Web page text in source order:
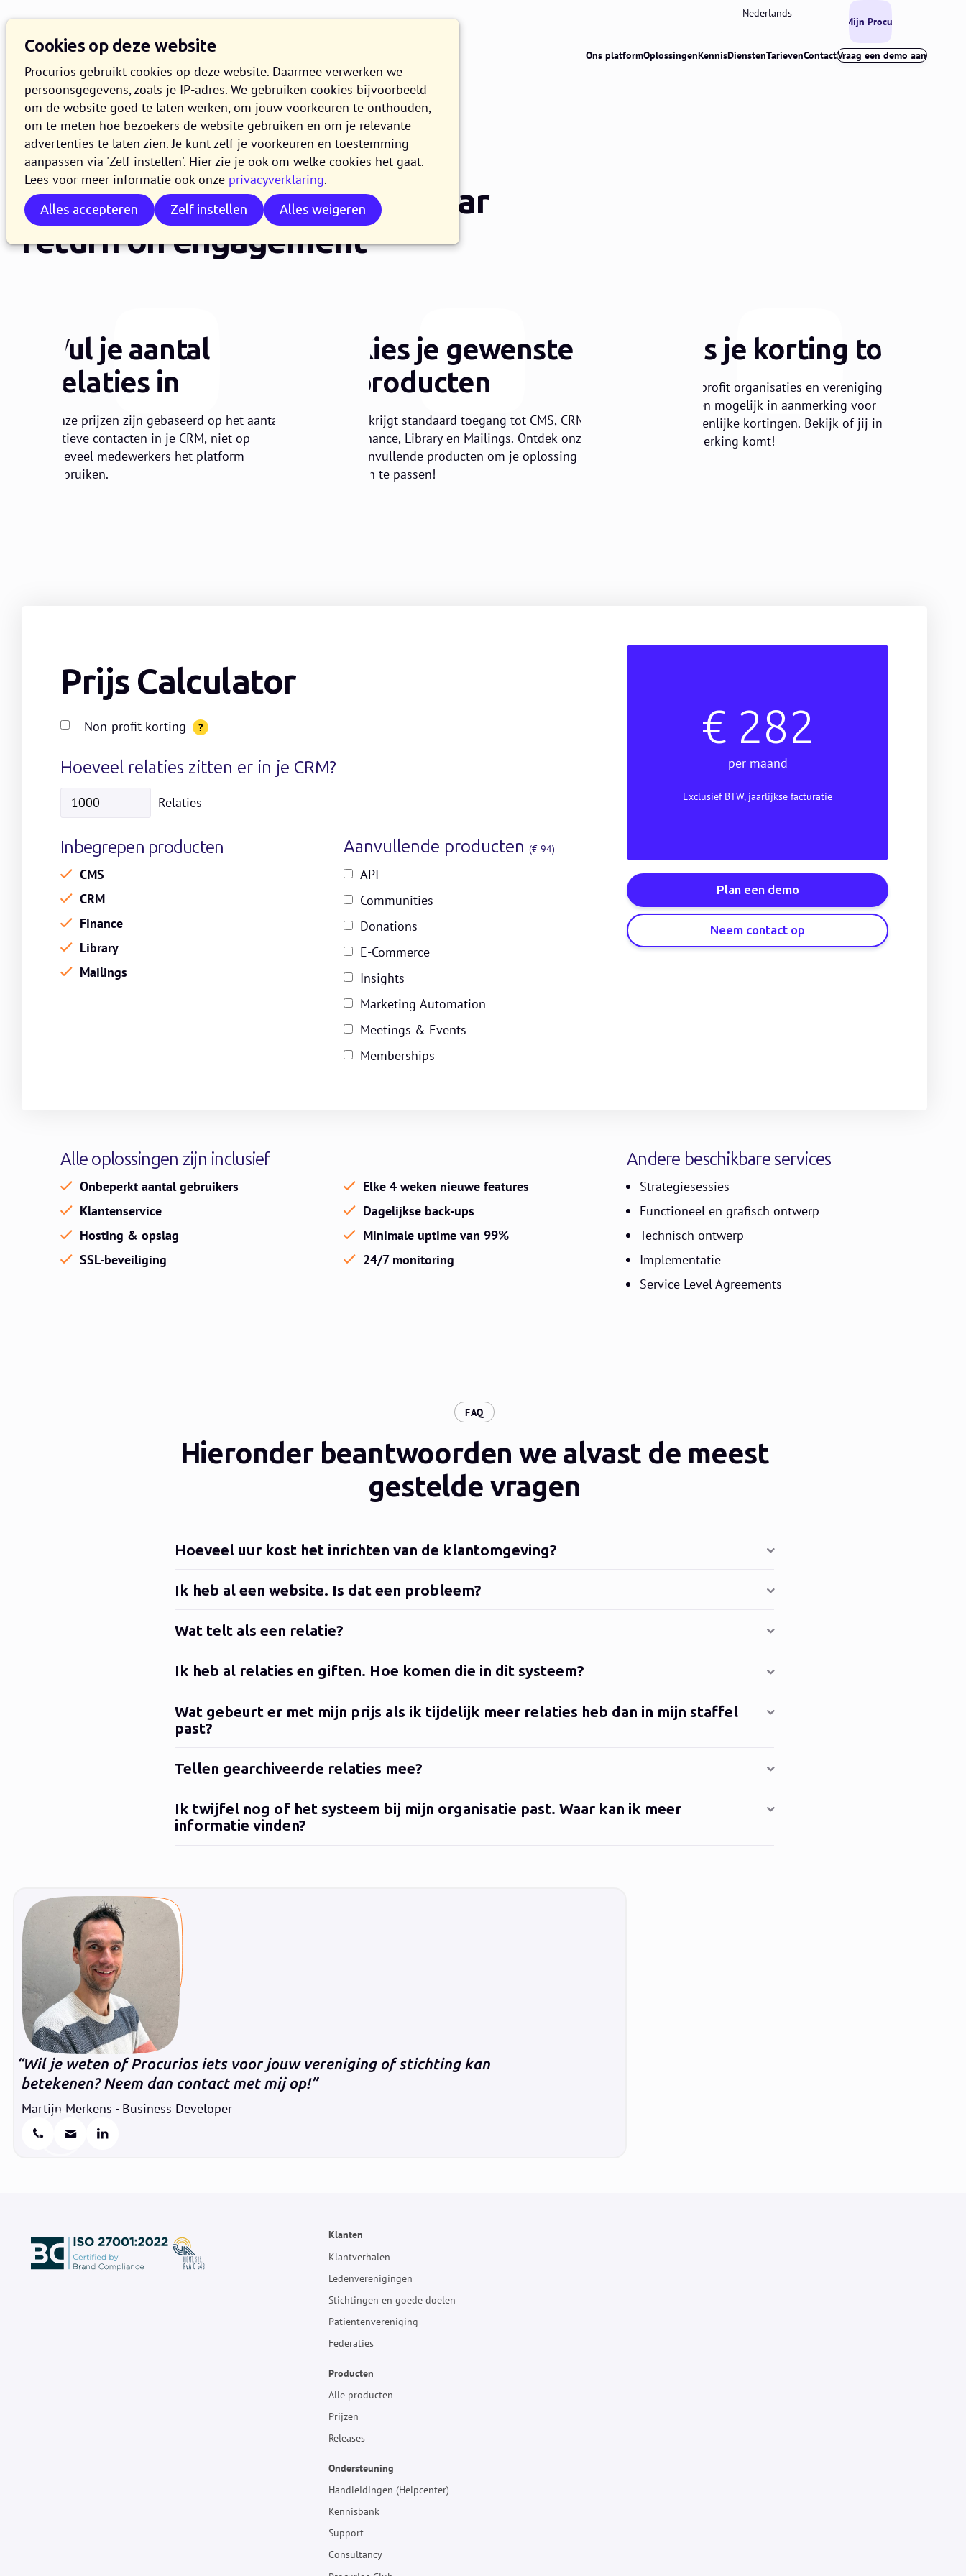
Cookies op deze website
Procurios gebruikt cookies op deze website. Daarmee verwerken we
persoonsgegevens, zoals je IP-adres. We gebruiken cookies bijvoorbeeld
om de website goed te laten werken, om jouw voorkeuren te onthouden,
om te meten hoe bezoekers de website gebruiken en om je relevante
advertenties te laten zien. Je kunt zelf je voorkeuren en toestemming
aanpassen via 'Zelf instellen'. Hier zie je ook om welke cookies het gaat.
Lees voor meer informatie ook onze privacyverklaring.
Alles accepteren Zelf instellen Alles weigeren
Ons platformOplossingenKennisDienstenTarievenContactVraag een demo aan
Nederlands
Mijn Procurios
BEREKEN JOUW PRIJS:
Van return on investment naar
return on engagement
Vul je aantal
relaties in
Onze prijzen zijn gebaseerd op het aantal
actieve contacten in je CRM, niet op
hoeveel medewerkers het platform
gebruiken.
Kies je gewenste
producten
Je krijgt standaard toegang tot CMS, CRM,
Finance, Library en Mailings. Ontdek onze
aanvullende producten om je oplossing
aan te passen!
Pas je korting toe
Non-profit organisaties en verenigingen
komen mogelijk in aanmerking voor
aanzienlijke kortingen. Bekijk of jij in
aanmerking komt!
Prijs Calculator
Non-profit korting ?
Hoeveel relaties zitten er in je CRM?
Relaties
Inbegrepen producten
CMS
CRM
Finance
Library
Mailings
Aanvullende producten (€ 94)
API
Communities
Donations
E-Commerce
Insights
Marketing Automation
Meetings & Events
Memberships
€ 282
per maand
Exclusief BTW, jaarlijkse facturatie
Plan een demo
Neem contact op
Alle oplossingen zijn inclusief
Onbeperkt aantal gebruikers
Klantenservice
Hosting & opslag
SSL-beveiliging
Elke 4 weken nieuwe features
Dagelijkse back-ups
Minimale uptime van 99%
24/7 monitoring
Andere beschikbare services
Strategiesessies
Functioneel en grafisch ontwerp
Technisch ontwerp
Implementatie
Service Level Agreements
FAQ
Hieronder beantwoorden we alvast de meest
gestelde vragen
Hoeveel uur kost het inrichten van de klantomgeving?
Ik heb al een website. Is dat een probleem?
Wat telt als een relatie?
Ik heb al relaties en giften. Hoe komen die in dit systeem?
Wat gebeurt er met mijn prijs als ik tijdelijk meer relaties heb dan in mijn staffel
past?
Tellen gearchiveerde relaties mee?
Ik twijfel nog of het systeem bij mijn organisatie past. Waar kan ik meer
informatie vinden?
Wil je weten of Procurios iets voor jouw vereniging of stichting kan
betekenen? Neem dan contact met mij op!
Martijn Merkens - Business Developer
Klanten
Klantverhalen
Ledenverenigingen
Stichtingen en goede doelen
Patiëntenvereniging
Federaties
Producten
Alle producten
Prijzen
Releases
Ondersteuning
Handleidingen (Helpcenter)
Kennisbank
Support
Consultancy